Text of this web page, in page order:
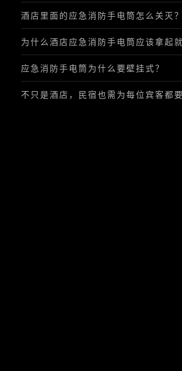
酒店里面的应急消防手电筒怎么关灭？
为什么酒店应急消防手电筒应该拿起就
应急消防手电筒为什么要壁挂式？
不只是酒店，民宿也需为每位宾客都